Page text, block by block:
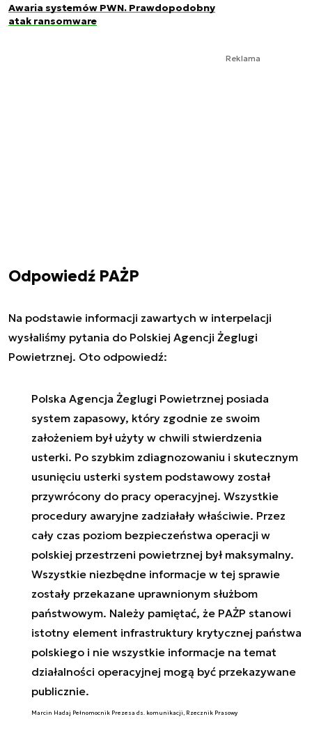
Awaria systemów PWN. Prawdopodobny
atak ransomware
Reklama
Odpowiedź PAŻP
Na podstawie informacji zawartych w interpelacji
wysłaliśmy pytania do Polskiej Agencji Żeglugi
Powietrznej. Oto odpowiedź:
Polska Agencja Żeglugi Powietrznej posiada
system zapasowy, który zgodnie ze swoim
założeniem był użyty w chwili stwierdzenia
usterki. Po szybkim zdiagnozowaniu i skutecznym
usunięciu usterki system podstawowy został
przywrócony do pracy operacyjnej. Wszystkie
procedury awaryjne zadziałały właściwie. Przez
cały czas poziom bezpieczeństwa operacji w
polskiej przestrzeni powietrznej był maksymalny.
Wszystkie niezbędne informacje w tej sprawie
zostały przekazane uprawnionym służbom
państwowym. Należy pamiętać, że PAŻP stanowi
istotny element infrastruktury krytycznej państwa
polskiego i nie wszystkie informacje na temat
działalności operacyjnej mogą być przekazywane
publicznie.
Marcin Hadaj Pełnomocnik Prezesa ds. komunikacji, Rzecznik Prasowy